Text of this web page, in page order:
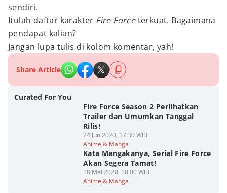
sendiri.
Itulah daftar karakter Fire Forceterkuat. Bagaimana
pendapat kalian?
Jangan lupa tulis di kolom komentar, yah!
Share Article
Curated For You
Fire Force Season 2 Perlihatkan
Trailer dan Umumkan Tanggal
Rilis!
24 Jun 2020, 17:30 WIB
Anime & Manga
Kata Mangakanya, Serial Fire Force
Akan Segera Tamat!
18 Mei 2020, 18:00 WIB
Anime & Manga